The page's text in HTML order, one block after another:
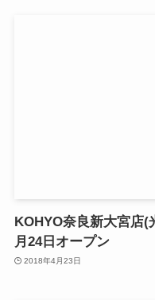
KOHYO奈良新大宮店(
月24日オープン
2018年4月23日